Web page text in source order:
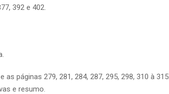
392 e 402.
páginas 279, 281, 284, 287, 295, 298, 310 à 315.
e resumo.